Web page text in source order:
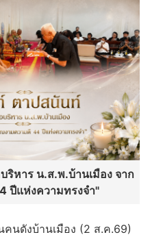
หาร น.ส.พ.บ้านเมือง จาก
ปีแห่งความทรงจำ"
คนดังบ้านเมือง (2 ส.ค.69)